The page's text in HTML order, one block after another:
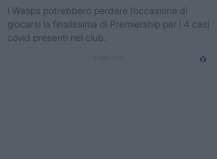
Challenge Cup
World Rugby
I Wasps potrebbero perdere l’occasione di
giocarsi la finalissima di Premiership per i 4 casi
covid presenti nel club.